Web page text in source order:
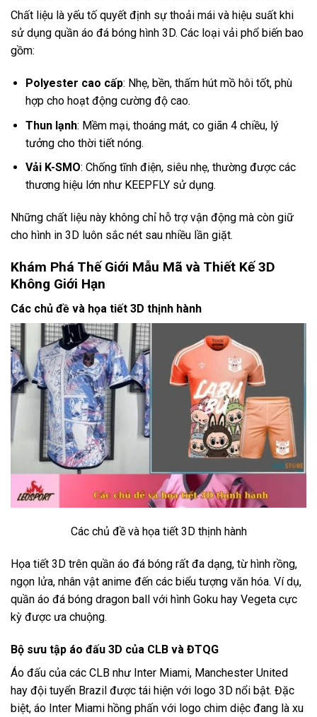
Chất liệu là yếu tố quyết định sự thoải mái và hiệu suất khi
sử dụng quần áo đá bóng hình 3D. Các loại vải phổ biến bao
gồm:
Polyester cao cấp: Nhẹ, bền, thấm hút mồ hôi tốt, phù
hợp cho hoạt động cường độ cao.
Thun lạnh: Mềm mại, thoáng mát, co giãn 4 chiều, lý
tưởng cho thời tiết nóng.
Vải K-SMO: Chống tĩnh điện, siêu nhẹ, thường được các
thương hiệu lớn như KEEPFLY sử dụng.
Những chất liệu này không chỉ hỗ trợ vận động mà còn giữ
cho hình in 3D luôn sắc nét sau nhiều lần giặt.
Khám Phá Thế Giới Mẫu Mã và Thiết Kế 3D
Không Giới Hạn
Các chủ đề và họa tiết 3D thịnh hành
Các chủ đề và họa tiết 3D thịnh hành
Họa tiết 3D trên quần áo đá bóng rất đa dạng, từ hình rồng,
ngọn lửa, nhân vật anime đến các biểu tượng văn hóa. Ví dụ,
quần áo đá bóng dragon ball với hình Goku hay Vegeta cực
kỳ được ưa chuộng.
Bộ sưu tập áo đấu 3D của CLB và ĐTQG
Áo đấu của các CLB như Inter Miami, Manchester United
hay đội tuyển Brazil được tái hiện với logo 3D nổi bật. Đặc
biệt, áo Inter Miami hồng phấn với logo chim diệc đang là xu